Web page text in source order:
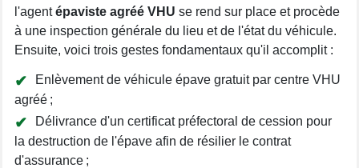
l'agentépaviste agréé VHU se rend sur place et procède
à une inspection générale du lieu et de l'état du véhicule.
Ensuite, voici trois gestes fondamentaux qu'il accomplit :
Enlèvement de véhicule épave gratuit par centre VHU
agréé ;
Délivrance d'un certificat préfectoral de cession pour
la destruction de l'épave afin de résilier le contrat
d'assurance ;